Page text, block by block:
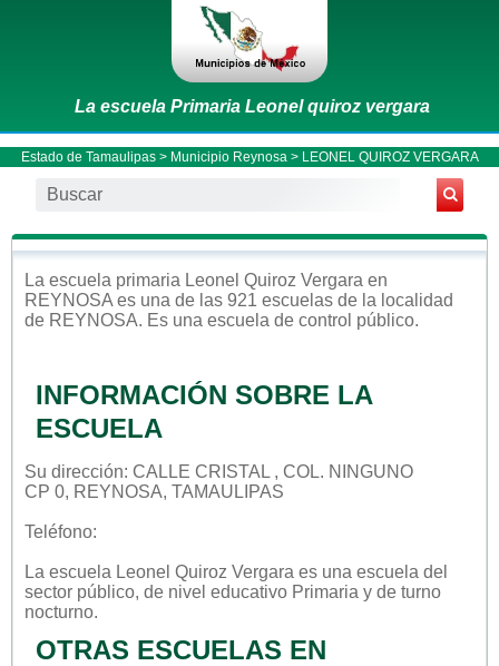
La escuela Primaria Leonel quiroz vergara
Estado de Tamaulipas> Municipio Reynosa > LEONEL QUIROZ VERGARA
La escuela primaria Leonel Quiroz Vergara en
REYNOSA es una de las 921 escuelas de la localidad
de REYNOSA. Es una escuela de control público.
INFORMACIÓN SOBRE LA
ESCUELA
Su dirección: CALLE CRISTAL , COL. NINGUNO
CP 0, REYNOSA, TAMAULIPAS
Teléfono:
La escuela Leonel Quiroz Vergara es una escuela del
sector público, de nivel educativo Primaria y de turno
nocturno.
OTRAS ESCUELAS EN